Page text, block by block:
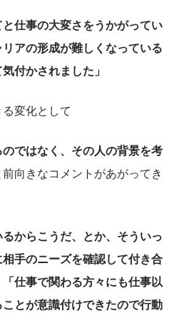
と仕事の大変さをうかがってい
アの形成が難しくなっている
付かされました」
変化として
のではなく、その人の背景を考
前向きなコメントがあがってき
るからこうだ、とか、そういっ
手のニーズを確認して付き合
仕事で関わる方々にも仕事以
とが意識付けできたので行動